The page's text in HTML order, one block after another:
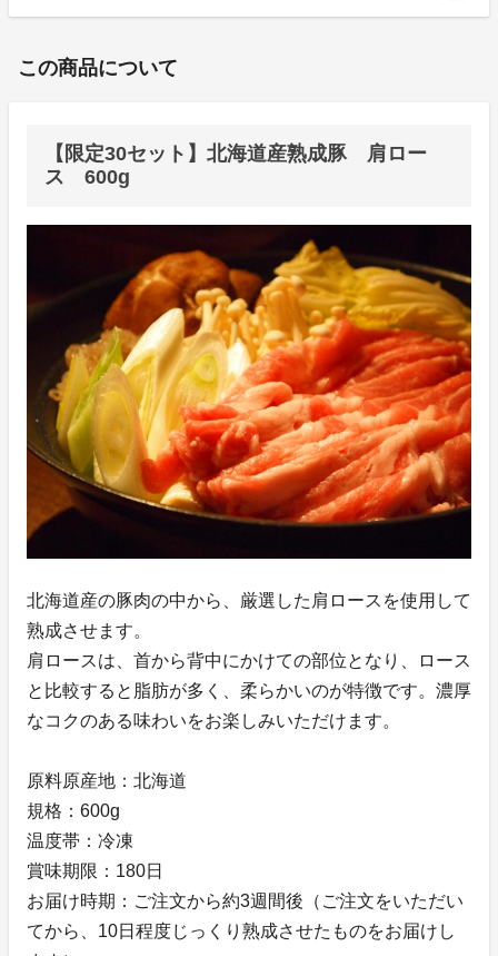
この商品について
【限定30セット】北海道産熟成豚 肩ロー
ス 600g
北海道産の豚肉の中から、厳選した肩ロースを使用して
熟成させます。
肩ロースは、首から背中にかけての部位となり、ロース
と比較すると脂肪が多く、柔らかいのが特徴です。濃厚
なコクのある味わいをお楽しみいただけます。
原料原産地：北海道
規格：600g
温度帯：冷凍
賞味期限：180日
お届け時期：ご注文から約3週間後（ご注文をいただい
てから、10日程度じっくり熟成させたものをお届けし